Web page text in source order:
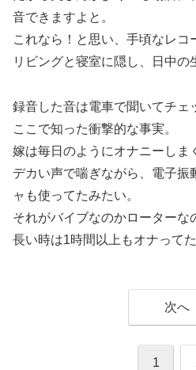
音できますよと。
これなら！と思い、手頃なレコ
リビングと寝室に隠し、日中の
録音した音は電車で聞いてチェ
ここで知った衝撃的な事実。
嫁は毎日のようにオナニーしま
デカい声で喘ぎながら、電子振
ャも使ってたみたい。
それがバイブなのかローターな
長い時は1時間以上もオナってた
次へ
1